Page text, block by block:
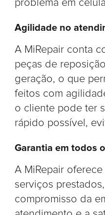
problema em
Agilidade no
A MiRepair conta
peças de
geração, o que
feitos com
o cliente pode ter
rápido possível,
Garantia em todos
A MiRepair
serviços
compromisso da